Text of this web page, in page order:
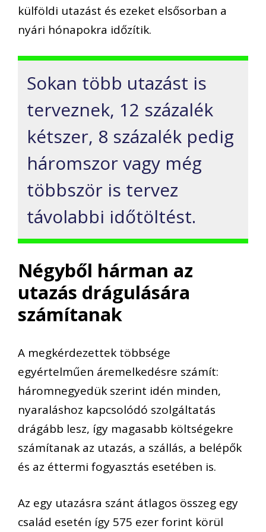
külföldi utazást és ezeket elsősorban a
nyári hónapokra időzítik.
Sokan több utazást is
terveznek, 12 százalék
kétszer, 8 százalék pedig
háromszor vagy még
többször is tervez
távolabbi időtöltést.
Négyből hárman az
utazás drágulására
számítanak
A megkérdezettek többsége
egyértelműen áremelkedésre számít:
háromnegyedük szerint idén minden,
nyaraláshoz kapcsolódó szolgáltatás
drágább lesz, így magasabb költségekre
számítanak az utazás, a szállás, a belépők
és az éttermi fogyasztás esetében is.
Az egy utazásra szánt átlagos összeg egy
család esetén így 575 ezer forint körül